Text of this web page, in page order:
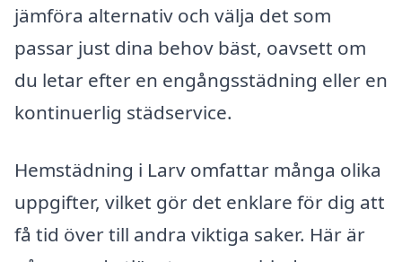
jämföra alternativ och välja det som
passar just dina behov bäst, oavsett om
du letar efter en engångsstädning eller en
kontinuerlig städservice.
Hemstädning i Larv omfattar många olika
uppgifter, vilket gör det enklare för dig att
få tid över till andra viktiga saker. Här är